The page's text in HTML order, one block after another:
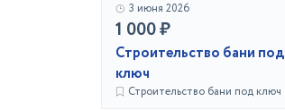
3 июня 2026
1 000 ₽
Строительство бани под
ключ
Строительство бани под ключ